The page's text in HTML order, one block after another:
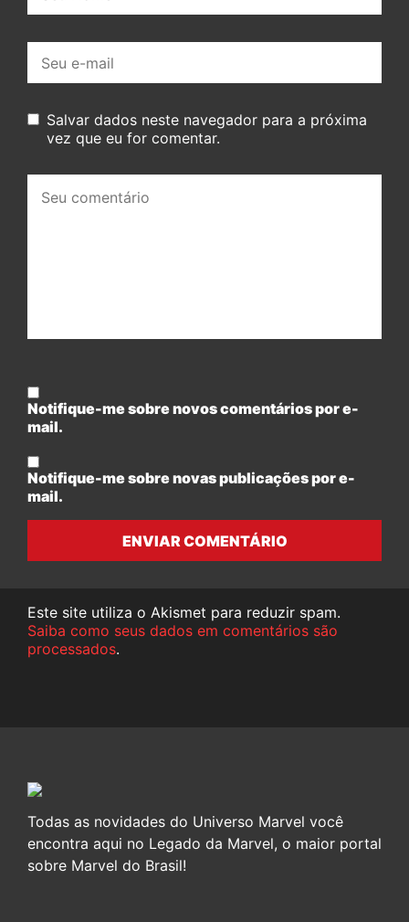
mail:
Salvar dados neste navegador para a próxima
vez que eu for comentar.
comentário:
Notifique-me sobre novos comentários por e-
mail.
Notifique-me sobre novas publicações por e-
mail.
ENVIAR COMENTÁRIO
Este site utiliza o Akismet para reduzir spam.
Saiba como seus dados em comentários são
processados.
Todas as novidades do Universo Marvel você
encontra aqui no Legado da Marvel, o maior portal
sobre Marvel do Brasil!